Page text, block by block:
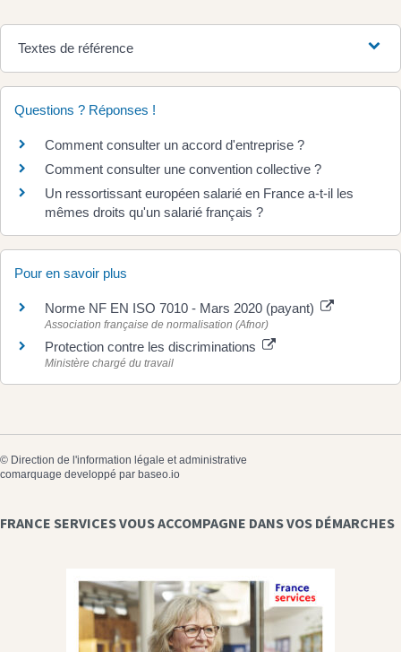
Textes de référence
Questions ? Réponses !
Comment consulter un accord d'entreprise ?
Comment consulter une convention collective ?
Un ressortissant européen salarié en France a-t-il les
mêmes droits qu'un salarié français ?
Pour en savoir plus
Norme NF EN ISO 7010 - Mars 2020 (payant)
Association française de normalisation (Afnor)
Protection contre les discriminations
Ministère chargé du travail
© Direction de l'information légale et administrative
comarquage developpé par baseo.io
FRANCE SERVICES VOUS ACCOMPAGNE DANS VOS DÉMARCHES